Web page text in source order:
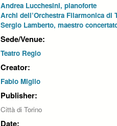
Andrea Lucchesini, pianoforte
Archi dell’Orchestra Filarmonica di
Sergio Lamberto, maestro
Sede/Venue:
Teatro Regio
Creator:
Fabio Miglio
Publisher:
Città di Torino
Date: